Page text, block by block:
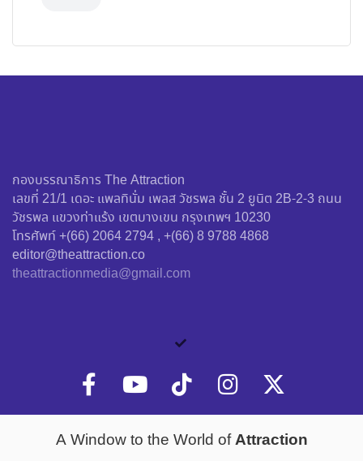
กองบรรณาธิการ The Attraction
เลขที่ 21/1 เดอะ แพลทินั่ม เพลส วัชรพล ชั้น 2 ยูนิต 2B-2-3 ถนน
วัชรพล แขวงท่าแร้ง เขตบางเขน กรุงเทพฯ 10230
โทรศัพท์ +(66) 2064 2794 , +(66) 8 9788 4868
editor@theattraction.co
theattractionmedia@gmail.com
A Window to the World ofAttraction